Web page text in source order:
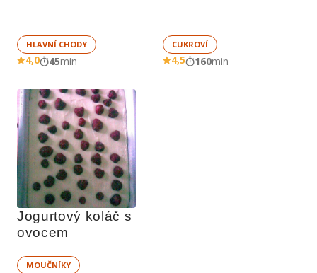
HLAVNÍ CHODY
4,0 45min
CUKROVÍ
4,5 160min
Jogurtový koláč s
ovocem
MOUČNÍKY